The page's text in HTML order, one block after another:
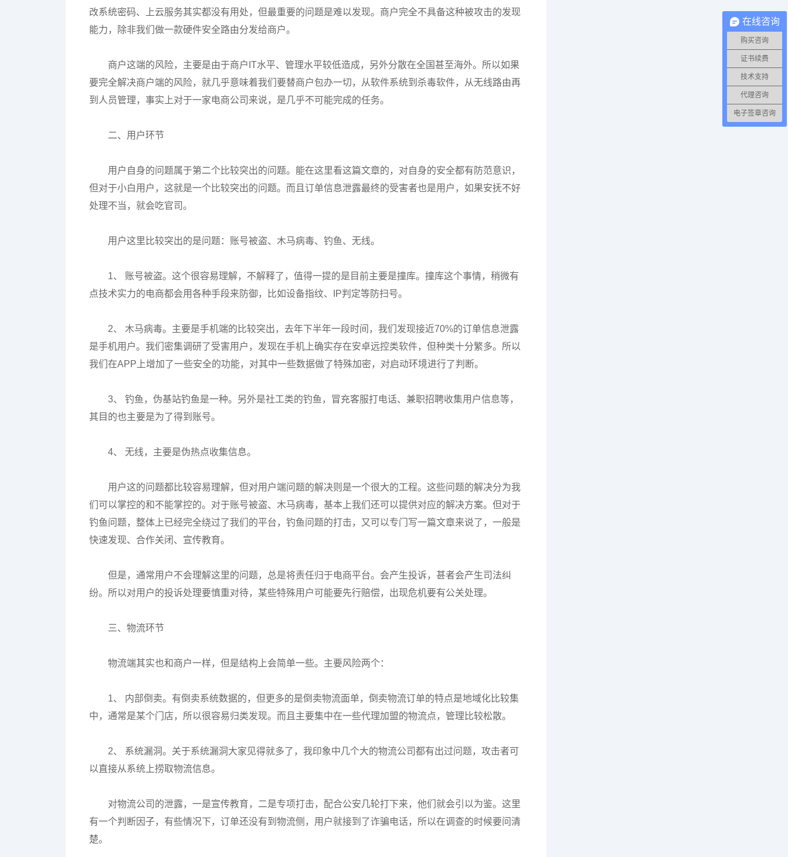
改系统密码、上云服务其实都没有用处，但最重要的问题是难以发现。商户完全不具备这种被攻击的发现
能力，除非我们做一款硬件安全路由分发给商户。
商户这端的风险，主要是由于商户IT水平、管理水平较低造成，另外分散在全国甚至海外。所以如果
要完全解决商户端的风险，就几乎意味着我们要替商户包办一切，从软件系统到杀毒软件，从无线路由再
到人员管理，事实上对于一家电商公司来说，是几乎不可能完成的任务。
二、用户环节
用户自身的问题属于第二个比较突出的问题。能在这里看这篇文章的，对自身的安全都有防范意识，
但对于小白用户，这就是一个比较突出的问题。而且订单信息泄露最终的受害者也是用户，如果安抚不好
处理不当，就会吃官司。
用户这里比较突出的是问题：账号被盗、木马病毒、钓鱼、无线。
1、 账号被盗。这个很容易理解，不解释了，值得一提的是目前主要是撞库。撞库这个事情，稍微有
点技术实力的电商都会用各种手段来防御，比如设备指纹、IP判定等防扫号。
2、 木马病毒。主要是手机端的比较突出，去年下半年一段时间，我们发现接近70%的订单信息泄露
是手机用户。我们密集调研了受害用户，发现在手机上确实存在安卓远控类软件，但种类十分繁多。所以
我们在APP上增加了一些安全的功能，对其中一些数据做了特殊加密，对启动环境进行了判断。
3、 钓鱼，伪基站钓鱼是一种。另外是社工类的钓鱼，冒充客服打电话、兼职招聘收集用户信息等，
其目的也主要是为了得到账号。
4、 无线，主要是伪热点收集信息。
用户这的问题都比较容易理解，但对用户端问题的解决则是一个很大的工程。这些问题的解决分为我
们可以掌控的和不能掌控的。对于账号被盗、木马病毒，基本上我们还可以提供对应的解决方案。但对于
钓鱼问题，整体上已经完全绕过了我们的平台，钓鱼问题的打击，又可以专门写一篇文章来说了，一般是
快速发现、合作关闭、宣传教育。
但是，通常用户不会理解这里的问题，总是将责任归于电商平台。会产生投诉，甚者会产生司法纠
纷。所以对用户的投诉处理要慎重对待，某些特殊用户可能要先行赔偿，出现危机要有公关处理。
三、物流环节
物流端其实也和商户一样，但是结构上会简单一些。主要风险两个：
1、 内部倒卖。有倒卖系统数据的，但更多的是倒卖物流面单，倒卖物流订单的特点是地域化比较集
中，通常是某个门店，所以很容易归类发现。而且主要集中在一些代理加盟的物流点，管理比较松散。
2、 系统漏洞。关于系统漏洞大家见得就多了，我印象中几个大的物流公司都有出过问题，攻击者可
以直接从系统上捞取物流信息。
对物流公司的泄露，一是宣传教育，二是专项打击，配合公安几轮打下来，他们就会引以为鉴。这里
有一个判断因子，有些情况下，订单还没有到物流侧，用户就接到了诈骗电话，所以在调查的时候要问清
楚。
在线咨询
购买咨询
证书续费
技术支持
代理咨询
电子签章咨询